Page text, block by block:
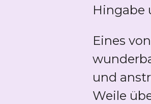
Hingabe
Eines
und
Weile